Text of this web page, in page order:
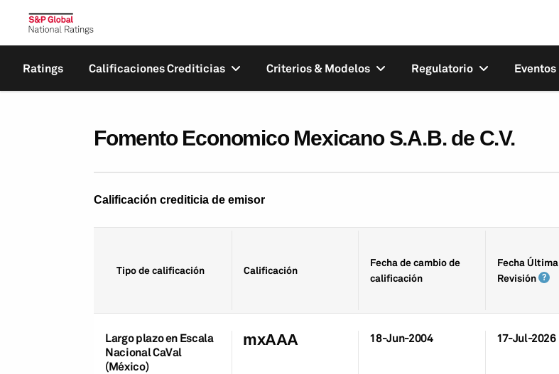
Ratings Calificaciones Crediticias Criterios & Modelos Regulatorio Eventos
Fomento Economico Mexicano S.A.B. de C.V.
Calificación crediticia de emisor
Tipo de calificación Calificación
Fecha de cambio de
calificación
Fecha Última
Revisión
Largo plazo en Escala
Nacional CaVal
(México)
mxAAA 18-Jun-2004 17-Jul-2026